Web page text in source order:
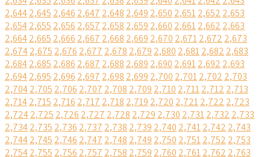
2,6442,645 2,646 2,647 2,648 2,649 2,650 2,6512,652 2,653
2,6542,655 2,656 2,657 2,658 2,659 2,660 2,6612,662 2,663
2,6642,665 2,666 2,667 2,668 2,669 2,670 2,6712,672 2,673
2,6742,675 2,676 2,677 2,678 2,679 2,680 2,6812,682 2,683
2,6842,685 2,686 2,687 2,688 2,689 2,690 2,6912,692 2,693
2,6942,695 2,696 2,697 2,698 2,699 2,700 2,7012,702 2,703
2,7042,705 2,706 2,707 2,708 2,709 2,710 2,7112,712 2,713
2,7142,715 2,716 2,717 2,718 2,719 2,720 2,7212,722 2,723
2,7242,725 2,726 2,727 2,728 2,729 2,730 2,7312,732 2,733
2,7342,735 2,736 2,737 2,738 2,739 2,740 2,7412,742 2,743
2,7442,745 2,746 2,747 2,748 2,749 2,750 2,7512,752 2,753
2,7542,755 2,756 2,757 2,758 2,759 2,760 2,7612,762 2,763